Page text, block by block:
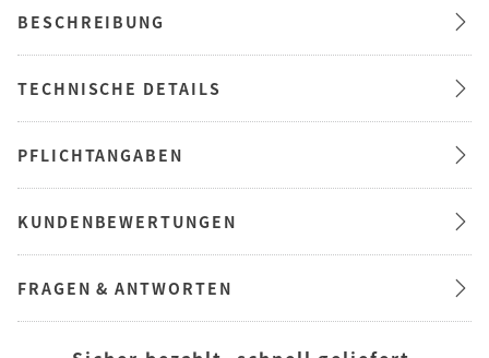
BESCHREIBUNG
TECHNISCHE DETAILS
PFLICHTANGABEN
KUNDENBEWERTUNGEN
FRAGEN & ANTWORTEN